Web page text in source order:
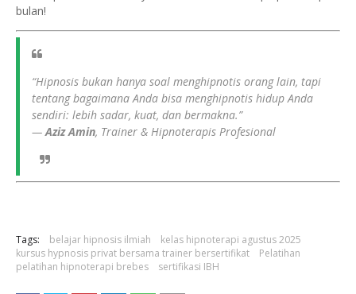
bulan!
“Hipnosis bukan hanya soal menghipnotis orang lain, tapi
tentang bagaimana Anda bisa menghipnotis hidup Anda
sendiri: lebih sadar, kuat, dan bermakna.”
—Aziz Amin, Trainer & Hipnoterapis Profesional
Tags: belajar hipnosis ilmiah
kelas hipnoterapi agustus 2025
kursus hypnosis privat bersama trainer bersertifikat
Pelatihan
pelatihan hipnoterapi brebes
sertifikasi IBH